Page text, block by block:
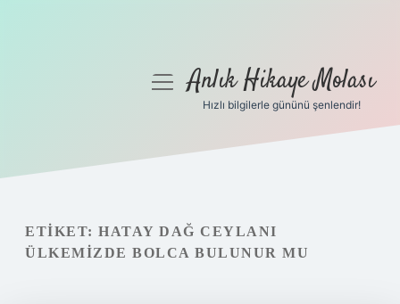
Gizlilik Politikası
Hakkımızda
menüyüAnlık Hikaye Molası
Hızlı bilgilerle gününü şenlendir!
ETIKET: HATAY DAĞ CEYLANI
ÜLKEMIZDE BOLCA BULUNUR MU